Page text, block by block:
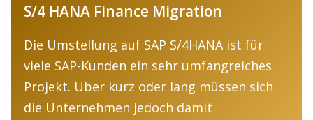
S/4 HANA Finance Migration
Die Umstellung auf SAP S/4HANA ist für
viele SAP-Kunden ein sehr umfangreiches
Projekt. Über kurz oder lang müssen sich
die Unternehmen jedoch damit